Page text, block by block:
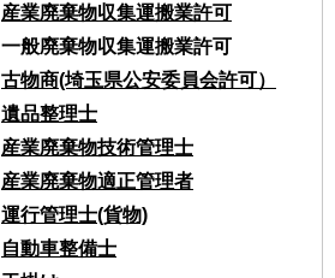
産業廃棄物収集運搬業許可
一般廃棄物収集運搬業許可
古物商(埼玉県公安委員会許可）
遺品整理士
産業廃棄物技術管理士
産業廃棄物適正管理者
運行管理士(貨物)
自動車整備士